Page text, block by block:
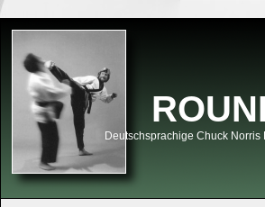
Deutschsprachige Chuck